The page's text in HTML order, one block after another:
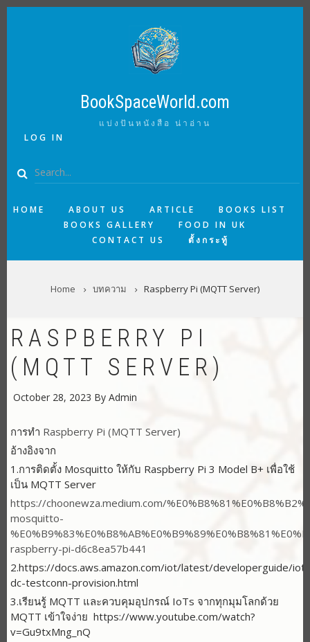
Skip
BookSpaceWorld.com
แบ่งปันหนังสือ น่าอ่าน
USER
LOG IN
Search
MAIN
NAVIGATION
HOME ABOUT US ARTICLE
BOOKS LIST
BOOKS GALLERY
FOOD IN UK
CONTACT US
ตั้งกระทู้
Home บทความ Raspberry Pi (MQTT Server)
RASPBERRY PI
(MQTT SERVER)
October 28, 2023 By Admin
การทำ Raspberry Pi (MQTT Server)
อ้างอิงจาก
1.การติดตั้ง Mosquitto ให้กับ Raspberry Pi 3 Model B+ เพื่อใช้
เป็น MQTT Server
https://choonewza.medium.com/
mosquitto-
raspberry-pi-d6c8ea57b441
2.https://docs.aws.amazon.com/iot/latest/developerguide/iot-
dc-testconn-provision.html
3.เรียนรู้ MQTT และควบคุมอุปกรณ์ IoTs จากทุกมุมโลกด้วย
MQTT เข้าใจง่าย https://www.youtube.com/watch?
v=Gu9txMng_nQ